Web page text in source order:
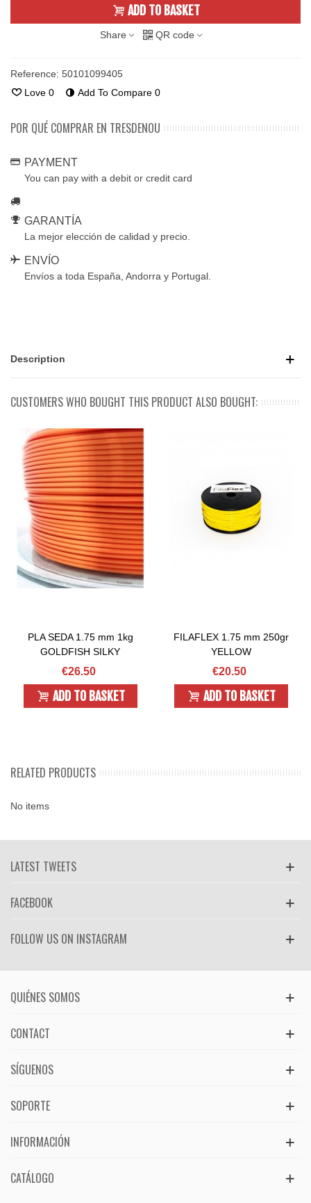
ADD TO BASKET
Share QR code
Reference: 50101099405
Love 0 Add To Compare 0
POR QUÉ COMPRAR EN TRESDENOU
PAYMENT
You can pay with a debit or credit card
GARANTÍA
La mejor elección de calidad y precio.
ENVÍO
Envíos a toda España, Andorra y Portugal.
Description
CUSTOMERS WHO BOUGHT THIS PRODUCT ALSO BOUGHT:
PLA SEDA 1.75 mm 1kg
GOLDFISH SILKY
€26.50
ADD TO BASKET
FILAFLEX 1.75 mm 250gr
YELLOW
€20.50
ADD TO BASKET
RELATED PRODUCTS
No items
LATEST TWEETS
FACEBOOK
FOLLOW US ON INSTAGRAM
QUIÉNES SOMOS
CONTACT
SÍGUENOS
SOPORTE
INFORMACIÓN
CATÁLOGO